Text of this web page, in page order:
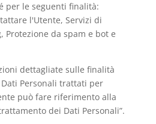
per le seguenti finalità:
l'Utente, Servizi di
Protezione da spam e bot e
dettagliate sulle finalità
Personali trattati per
può fare riferimento alla
dei Dati Personali”.